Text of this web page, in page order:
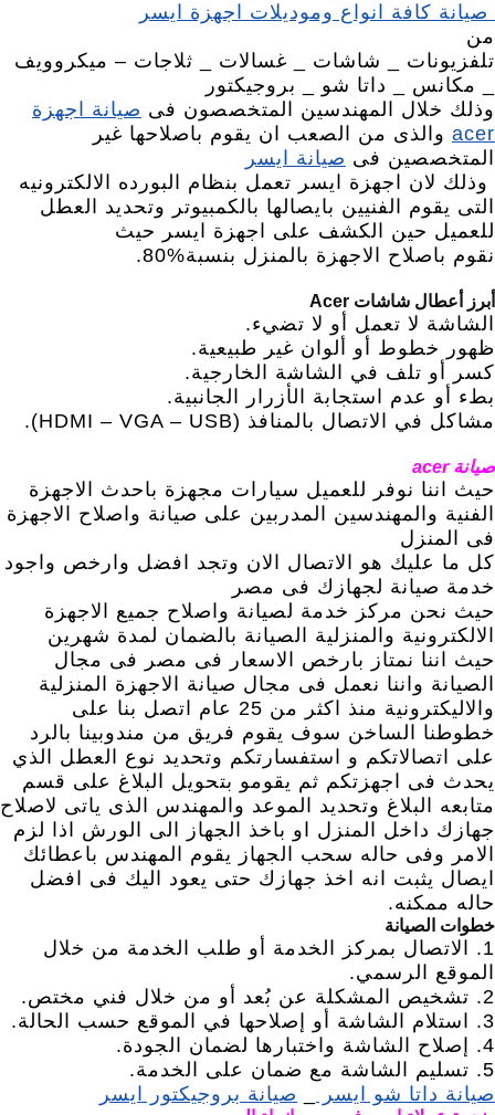
صيانة كافة انواع وموديلات اجهزة ايسر
من
تلفزيونات _ شاشات _ غسالات _ ثلاجات – ميكروويف
_ مكانس _ داتا شو _ بروجيكتور
وذلك خلال المهندسين المتخصصون فى صيانة اجهزة
acer والذى من الصعب ان يقوم باصلاحها غير
المتخصصين فى صيانة ايسر
وذلك لان اجهزة ايسر تعمل بنظام البورده الالكترونيه
التى يقوم الفنيين بايصالها بالكمبيوتر وتحديد العطل
للعميل حين الكشف على اجهزة ايسر حيث
نقوم باصلاح الاجهزة بالمنزل بنسبة%80.
أبرز أعطال شاشات Acer
الشاشة لا تعمل أو لا تضيء.
ظهور خطوط أو ألوان غير طبيعية.
كسر أو تلف في الشاشة الخارجية.
بطء أو عدم استجابة الأزرار الجانبية.
مشاكل في الاتصال بالمنافذ (HDMI – VGA – USB).
صيانة acer
حيث اننا نوفر للعميل سيارات مجهزة باحدث الاجهزة
الفنية والمهندسين المدربين على صيانة واصلاح الاجهزة
فى المنزل
كل ما عليك هو الاتصال الان وتجد افضل وارخص واجود
خدمة صيانة لجهازك فى مصر
حيث نحن مركز خدمة لصيانة واصلاح جميع الاجهزة
الالكترونية والمنزلية الصيانة بالضمان لمدة شهرين
حيث اننا نمتاز بارخص الاسعار فى مصر فى مجال
الصيانة واننا نعمل فى مجال صيانة الاجهزة المنزلية
والاليكترونية منذ اكثر من 25 عام اتصل بنا على
خطوطنا الساخن سوف يقوم فريق من مندوبينا بالرد
على اتصالاتكم و استفسارتكم وتحديد نوع العطل الذي
يحدث فى اجهزتكم ثم يقومو بتحويل البلاغ على قسم
متابعه البلاغ وتحديد الموعد والمهندس الذى ياتى لاصلاح
جهازك داخل المنزل او باخذ الجهاز الى الورش اذا لزم
الامر وفى حاله سحب الجهاز يقوم المهندس باعطائك
ايصال يثبت انه اخذ جهازك حتى يعود اليك فى افضل
حاله ممكنه.
خطوات الصيانة
1. الاتصال بمركز الخدمة أو طلب الخدمة من خلال
الموقع الرسمي.
2. تشخيص المشكلة عن بُعد أو من خلال فني مختص.
3. استلام الشاشة أو إصلاحها في الموقع حسب الحالة.
4. إصلاح الشاشة واختبارها لضمان الجودة.
5. تسليم الشاشة مع ضمان على الخدمة.
صيانة داتا شو ايسر
صيانة بروجيكتور ايسر